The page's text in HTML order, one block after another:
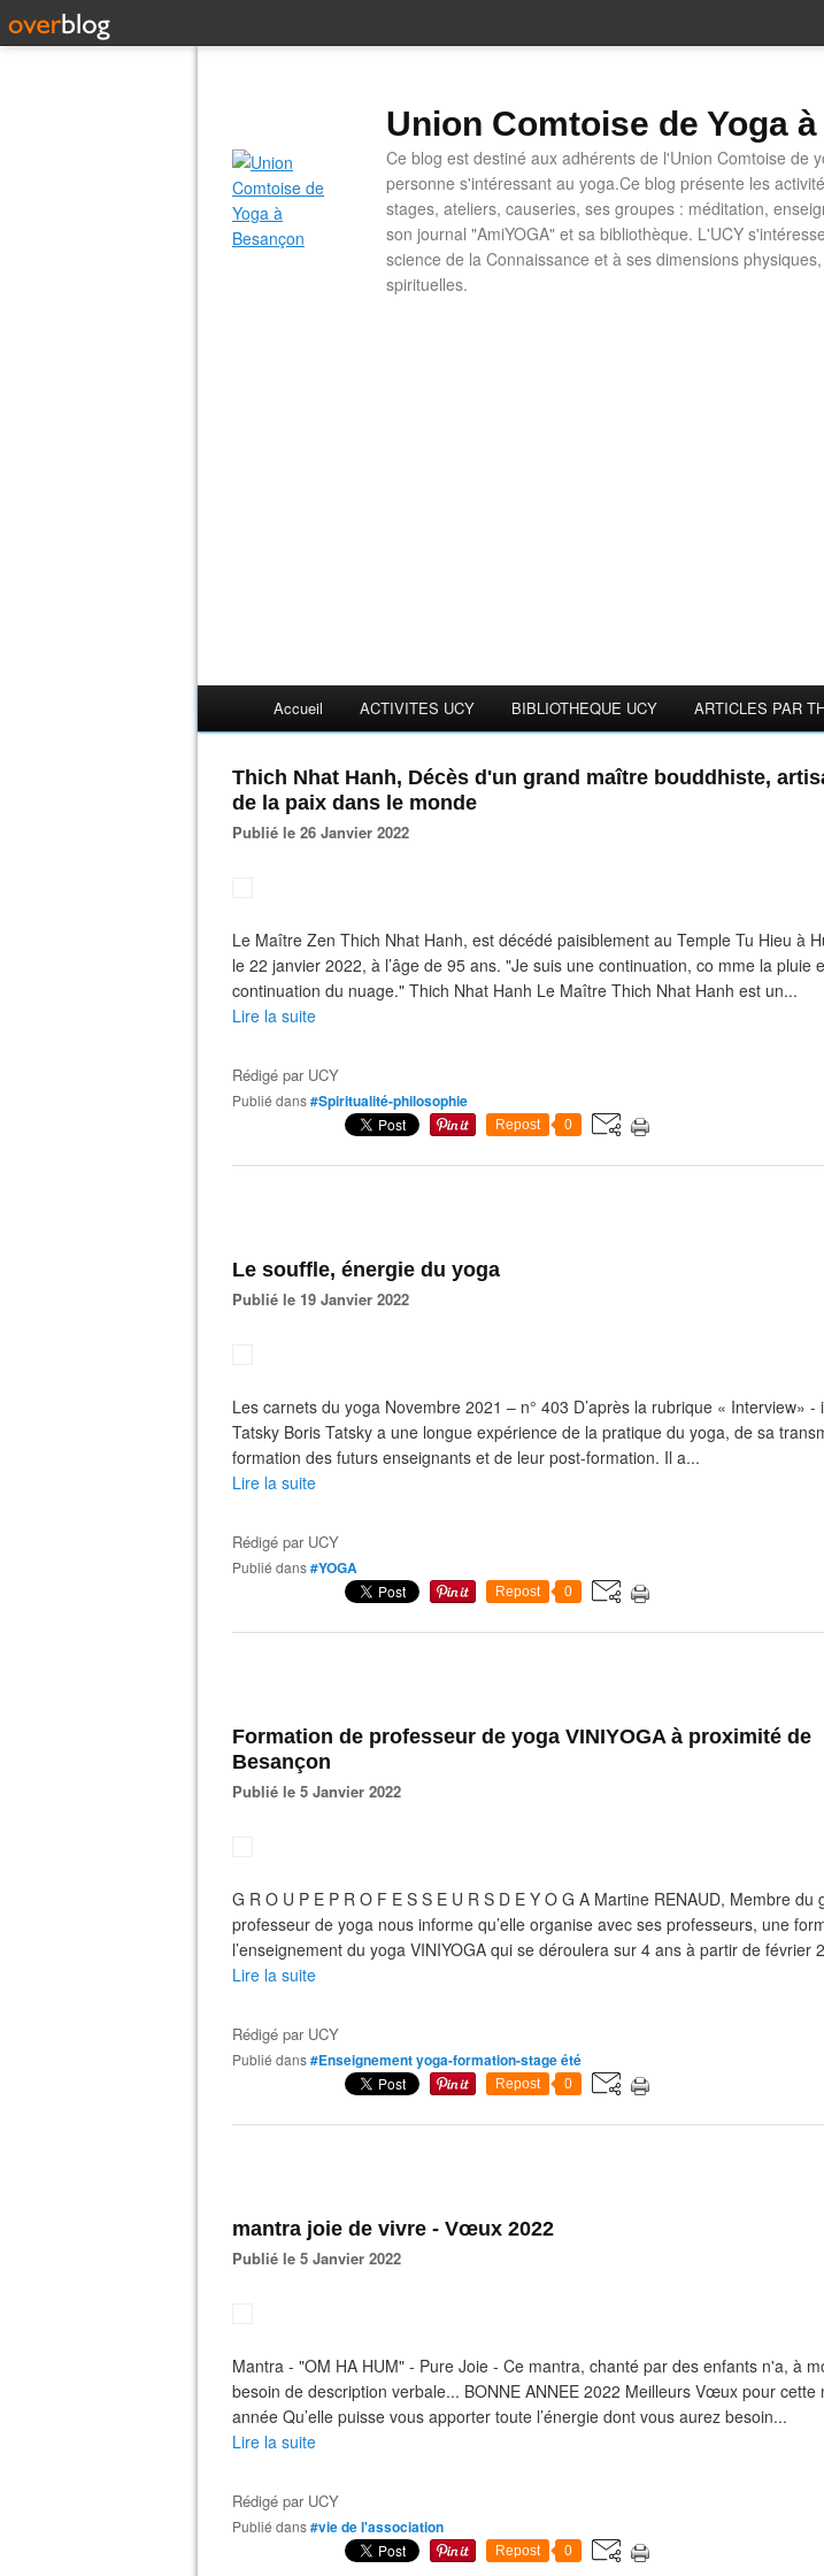
Union Comtoise de Yoga
Ce blog est destiné aux adhérents de l'Union Comtoise de
personne s'intéressant au yoga.Ce blog présente les
stages, ateliers, causeries, ses groupes : méditation,
son journal "AmiYOGA" et sa bibliothèque. L'UCY
science de la Connaissance et à ses dimensions
spirituelles.
Accueil ACTIVITES UCY BIBLIOTHEQUE UCY ARTICLES PAR
Thich Nhat Hanh, Décès d'un grand maître bouddhiste,
de la paix dans le monde
Publié le 26 Janvier 2022
Le Maître Zen Thich Nhat Hanh, est décédé paisiblement au Temple Tu Hieu à
le 22 janvier 2022, à l’âge de 95 ans. "Je suis une continuation, co mme la pluie
continuation du nuage." Thich Nhat Hanh Le Maître Thich Nhat Hanh est un...
Lire la suite
Rédigé par UCY
Publié dans#Spiritualité-philosophie
Repost 0
Le souffle, énergie du yoga
Publié le 19 Janvier 2022
Les carnets du yoga Novembre 2021 – n° 403 D’après la rubrique « Interview» -
Tatsky Boris Tatsky a une longue expérience de la pratique du yoga, de sa
formation des futurs enseignants et de leur post-formation. Il a...
Lire la suite
Rédigé par UCY
Publié dans#YOGA
Repost 0
Formation de professeur de yoga VINIYOGA à proximité de
Besançon
Publié le 5 Janvier 2022
G R O U P E P R O F E S S E U R S D E Y O G A Martine RENAUD, Membre du
professeur de yoga nous informe qu’elle organise avec ses professeurs, une
l’enseignement du yoga VINIYOGA qui se déroulera sur 4 ans à partir de février
Lire la suite
Rédigé par UCY
Publié dans#Enseignement yoga-formation-stage été
Repost 0
mantra joie de vivre - Vœux 2022
Publié le 5 Janvier 2022
Mantra - "OM HA HUM" - Pure Joie - Ce mantra, chanté par des enfants n'a, à
besoin de description verbale... BONNE ANNEE 2022 Meilleurs Vœux pour cette
année Qu’elle puisse vous apporter toute l’énergie dont vous aurez besoin...
Lire la suite
Rédigé par UCY
Publié dans#vie de l'association
Repost 0